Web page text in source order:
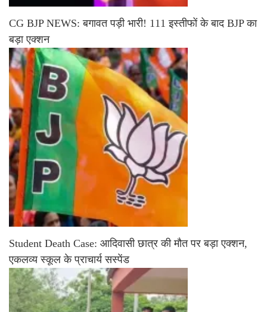
CG BJP NEWS: बगावत पड़ी भारी! 111 इस्तीफों के बाद BJP का
बड़ा एक्शन
Student Death Case: आदिवासी छात्र की मौत पर बड़ा एक्शन,
एकलव्य स्कूल के प्राचार्य सस्पेंड